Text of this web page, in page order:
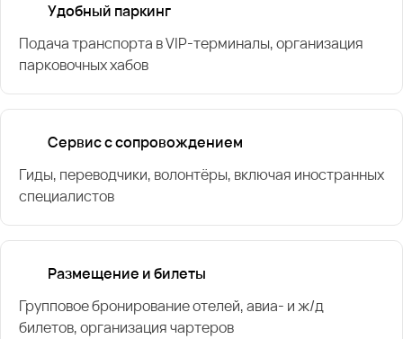
Удобный паркинг
Подача транспорта в VIP-терминалы, организация
парковочных хабов
Сервис с сопровождением
Гиды, переводчики, волонтёры, включая иностранных
специалистов
Размещение и билеты
Групповое бронирование отелей, авиа- и ж/д
билетов, организация чартеров